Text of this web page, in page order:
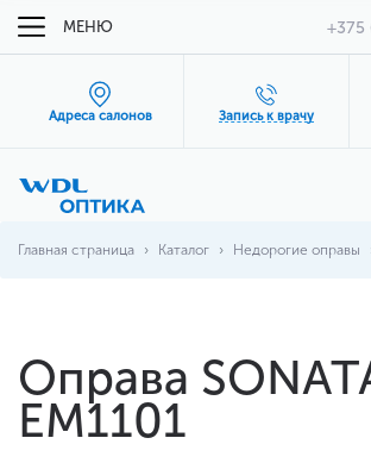
МЕНЮ +375
Адреса салонов Запись к врачу
Главная страница Каталог Недорогие оправы
Оправа
EM1101